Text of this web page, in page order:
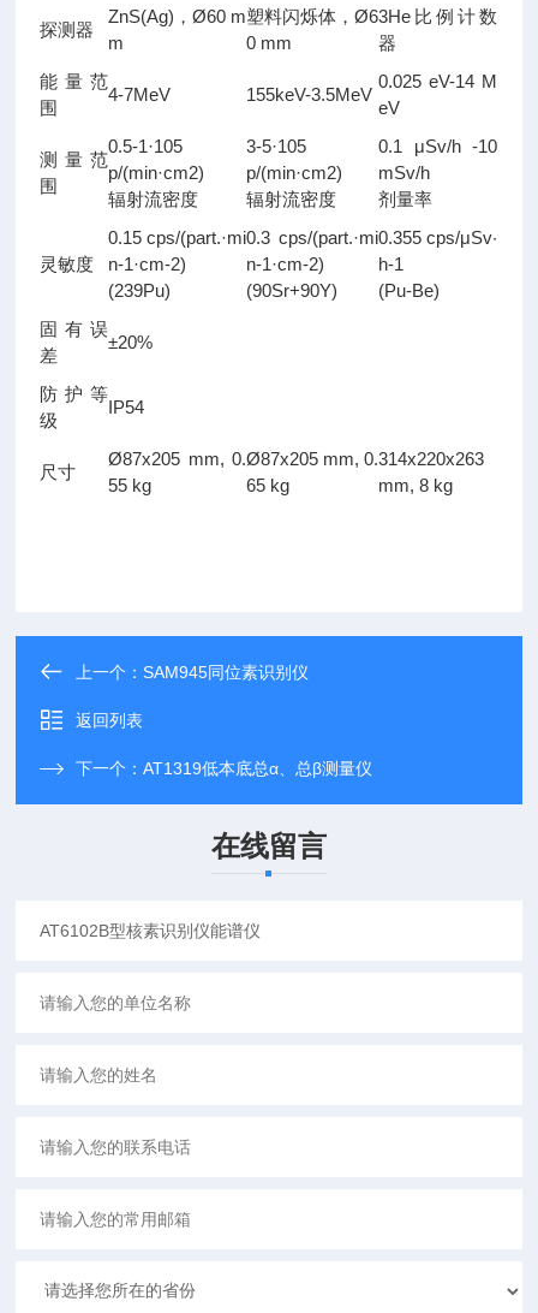
探测器
ZnS(Ag)，Ø60 m
m
塑料闪烁体，Ø6
0 mm
3He比例计数
器
能量范
围
4-7MeV 155keV-3.5MeV
0.025 eV-14 M
eV
测量范
围
0.5-1·105
p/(min·cm2)
辐射流密度
3-5·105
p/(min·cm2)
辐射流密度
0.1 μSv/h -10
mSv/h
剂量率
灵敏度
0.15 cps/(part.·mi
n-1·cm-2)
(239Pu)
0.3 cps/(part.·mi
n-1·cm-2)
(90Sr+90Y)
0.355 cps/μSv·
h-1
(Pu-Be)
固有误
差
±20%
防护等
级
IP54
尺寸
Ø87x205 mm, 0.
55 kg
Ø87x205 mm, 0.
65 kg
314х220х263
mm, 8 kg
上一个：SAM945同位素识别仪
返回列表
下一个：AT1319低本底总α、总β测量仪
在线留言